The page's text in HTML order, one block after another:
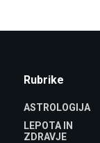
Rubrike
ASTROLOGIJA
LEPOTA IN
ZDRAVJE